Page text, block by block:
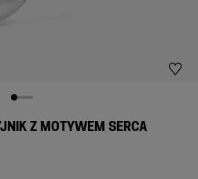
Z MOTYWEM SERCA